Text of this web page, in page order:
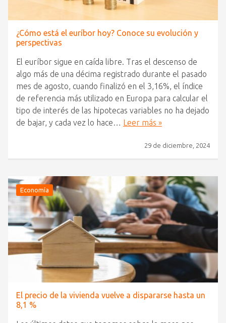
¿Cómo está el euríbor hoy? Conoce su evolución y
perspectivas
El euríbor sigue en caída libre. Tras el descenso de
algo más de una décima registrado durante el pasado
mes de agosto, cuando finalizó en el 3,16%, el índice
de referencia más utilizado en Europa para calcular el
tipo de interés de las hipotecas variables no ha dejado
de bajar, y cada vez lo hace…
Leer más »
29 de diciembre, 2024
Economía
El precio de la vivienda vuelve a dispararse hasta un
8,1 %